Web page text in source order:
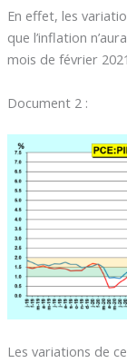
En effet, les
que l’inflation
mois de février
Document 2 :
Les variations de